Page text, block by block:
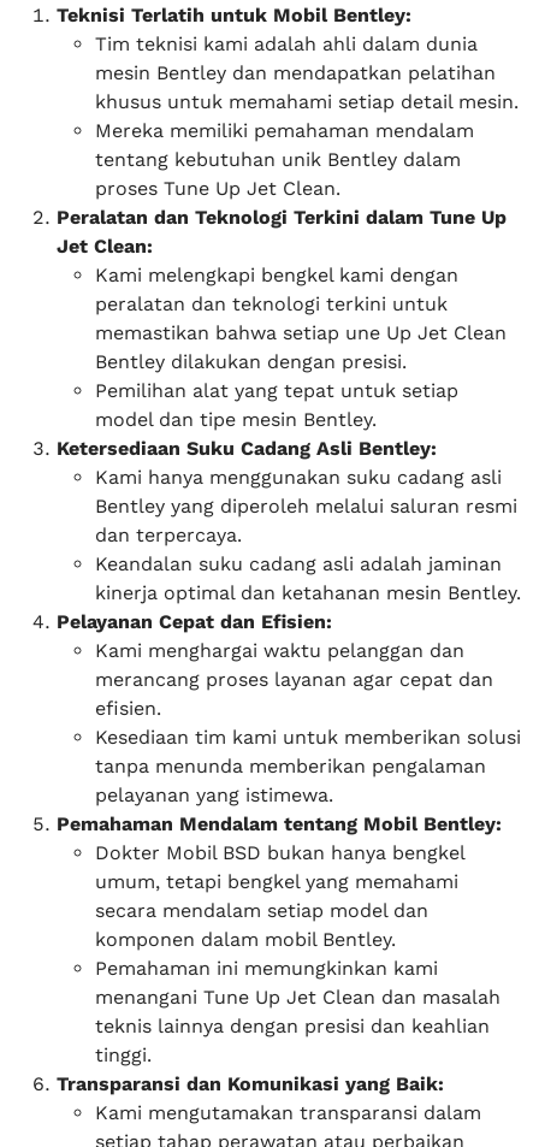
Teknisi Terlatih untuk Mobil Bentley:
Tim teknisi kami adalah ahli dalam dunia
mesin Bentley dan mendapatkan pelatihan
khusus untuk memahami setiap detail mesin.
Mereka memiliki pemahaman mendalam
tentang kebutuhan unik Bentley dalam
proses Tune Up Jet Clean.
Peralatan dan Teknologi Terkini dalam Tune Up
Jet Clean:
Kami melengkapi bengkel kami dengan
peralatan dan teknologi terkini untuk
memastikan bahwa setiap une Up Jet Clean
Bentley dilakukan dengan presisi.
Pemilihan alat yang tepat untuk setiap
model dan tipe mesin Bentley.
Ketersediaan Suku Cadang Asli Bentley:
Kami hanya menggunakan suku cadang asli
Bentley yang diperoleh melalui saluran resmi
dan terpercaya.
Keandalan suku cadang asli adalah jaminan
kinerja optimal dan ketahanan mesin Bentley.
Pelayanan Cepat dan Efisien:
Kami menghargai waktu pelanggan dan
merancang proses layanan agar cepat dan
efisien.
Kesediaan tim kami untuk memberikan solusi
tanpa menunda memberikan pengalaman
pelayanan yang istimewa.
Pemahaman Mendalam tentang Mobil Bentley:
Dokter Mobil BSD bukan hanya bengkel
umum, tetapi bengkel yang memahami
secara mendalam setiap model dan
komponen dalam mobil Bentley.
Pemahaman ini memungkinkan kami
menangani Tune Up Jet Clean dan masalah
teknis lainnya dengan presisi dan keahlian
tinggi.
Transparansi dan Komunikasi yang Baik:
Kami mengutamakan transparansi dalam
setiap tahap perawatan atau perbaikan